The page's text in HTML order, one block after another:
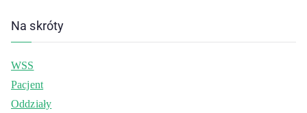
Na skróty
WSS
Pacjent
Oddziały